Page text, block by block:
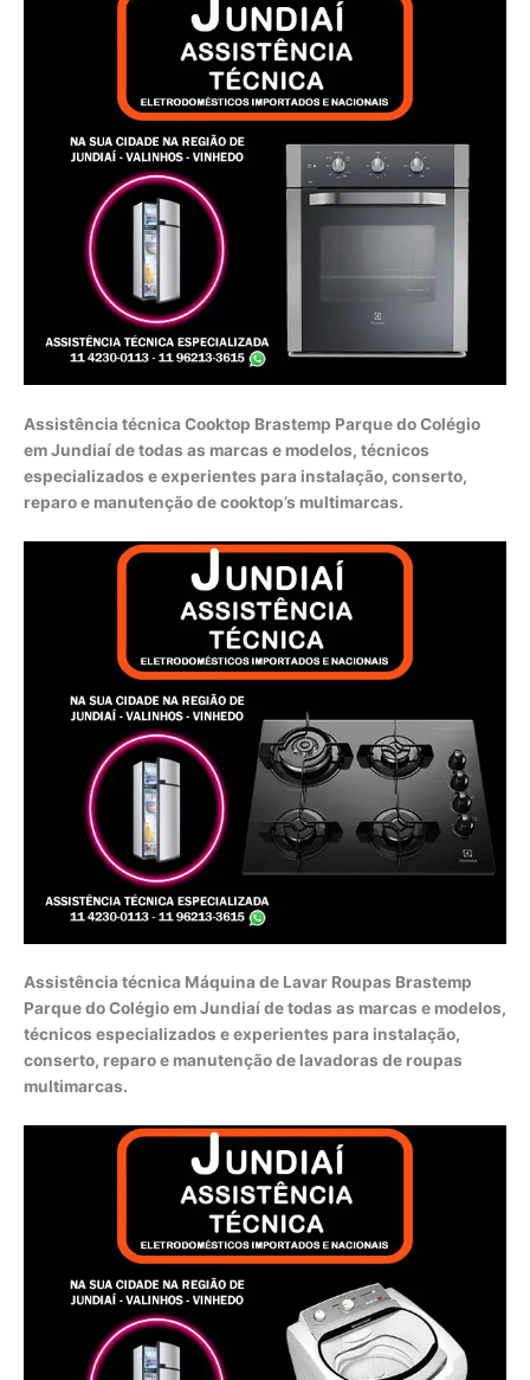
Assistência técnica Cooktop Brastemp Parque do Colégio
em Jundiaí de todas as marcas e modelos, técnicos
especializados e experientes para instalação, conserto,
reparo e manutenção de cooktop’s multimarcas.
Assistência técnica Máquina de Lavar Roupas Brastemp
Parque do Colégio em Jundiaí de todas as marcas e modelos,
técnicos especializados e experientes para instalação,
conserto, reparo e manutenção de lavadoras de roupas
multimarcas.